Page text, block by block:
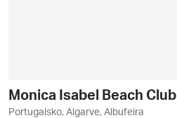
Monica Isabel Beach Club
Portugalsko, Algarve, Albufeira